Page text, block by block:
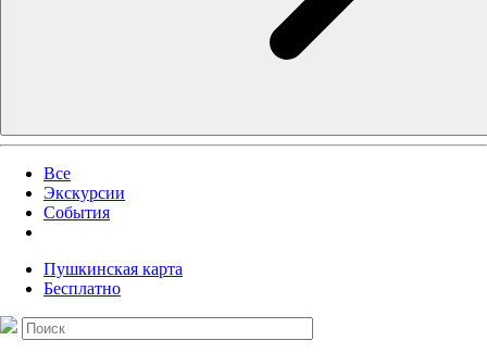
Все
Экскурсии
События
Пушкинская карта
Бесплатно